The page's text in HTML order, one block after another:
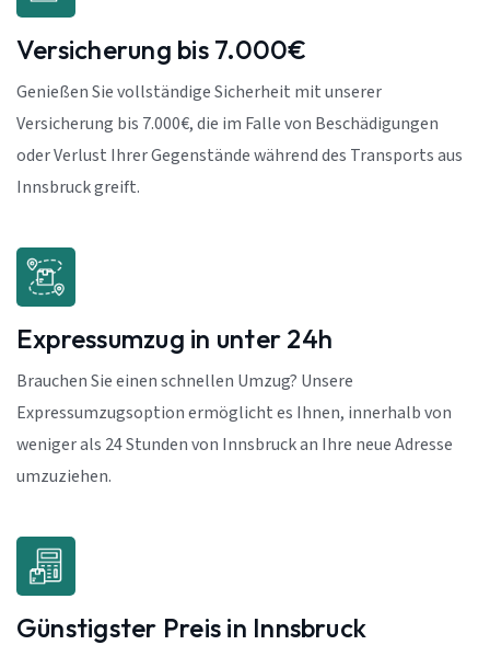
Versicherung bis 7.000€
Genießen Sie vollständige Sicherheit mit unserer
Versicherung bis 7.000€, die im Falle von Beschädigungen
oder Verlust Ihrer Gegenstände während des Transports aus
Innsbruck greift.
Expressumzug in unter 24h
Brauchen Sie einen schnellen Umzug? Unsere
Expressumzugsoption ermöglicht es Ihnen, innerhalb von
weniger als 24 Stunden von Innsbruck an Ihre neue Adresse
umzuziehen.
Günstigster Preis in Innsbruck